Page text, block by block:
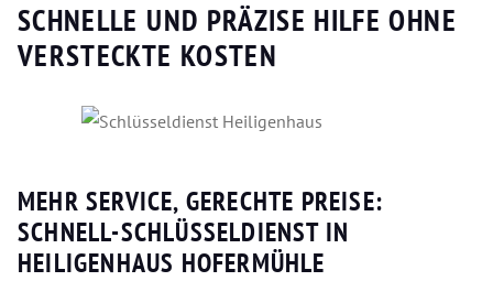
SCHNELLE UND PRÄZISE HILFE OHNE
VERSTECKTE KOSTEN
MEHR SERVICE, GERECHTE PREISE:
SCHNELL-SCHLÜSSELDIENST IN
HEILIGENHAUS HOFERMÜHLE